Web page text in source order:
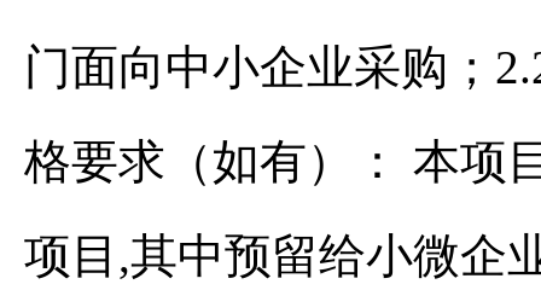
门面向中小企业采购；
格要求（如有）： 本项
项目,其中预留给小微企